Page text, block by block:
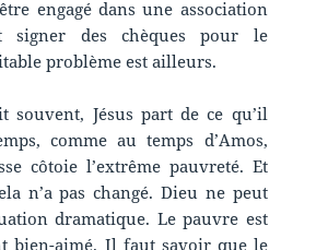
engagé dans une association
signer des chèques pour le
problème est ailleurs.
souvent, Jésus part de ce qu’il
comme au temps d’Amos,
côtoie l’extrême pauvreté. Et
n’a pas changé. Dieu ne peut
dramatique. Le pauvre est
bien-aimé. Il faut savoir que le